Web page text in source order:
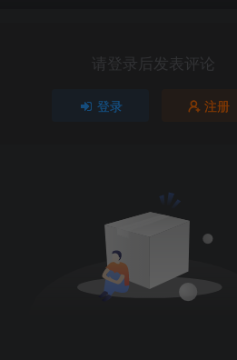
请登录后发表评论
登录 注册